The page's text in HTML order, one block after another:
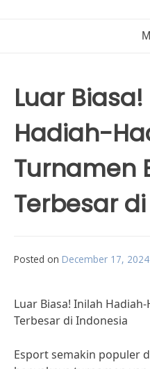
Luar
Hadiah-
Turnamen
Terbesar
Posted on December 17, 2024
Luar Biasa! Inilah
Terbesar di Indonesia
Esport semakin populer